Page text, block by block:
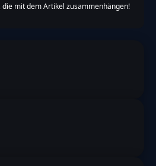
die mit dem Artikel zusammenhängen!